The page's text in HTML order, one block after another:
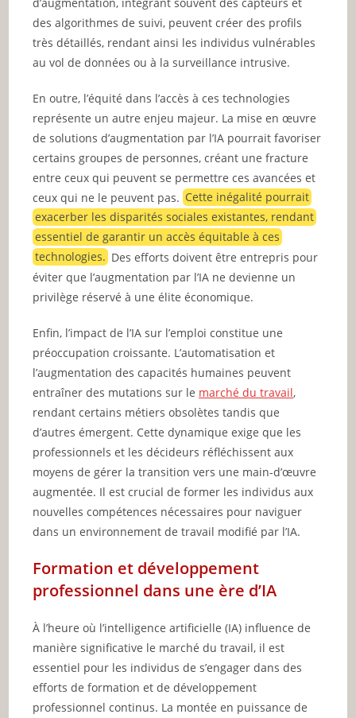
des algorithmes de suivi, peuvent créer des profils
très détaillés, rendant ainsi les individus vulnérables
au vol de données ou à la surveillance intrusive.
En outre, l’équité dans l’accès à ces technologies
représente un autre enjeu majeur. La mise en œuvre
de solutions d’augmentation par l’IA pourrait favoriser
certains groupes de personnes, créant une fracture
entre ceux qui peuvent se permettre ces avancées et
ceux qui ne le peuvent pas.Cette inégalité pourrait
exacerber les disparités sociales existantes, rendant
essentiel de garantir un accès équitable à ces
technologies. Des efforts doivent être entrepris pour
éviter que l’augmentation par l’IA ne devienne un
privilège réservé à une élite économique.
Enfin, l’impact de l’IA sur l’emploi constitue une
préoccupation croissante. L’automatisation et
l’augmentation des capacités humaines peuvent
entraîner des mutations sur le marché du travail,
rendant certains métiers obsolètes tandis que
d’autres émergent. Cette dynamique exige que les
professionnels et les décideurs réfléchissent aux
moyens de gérer la transition vers une main-d’œuvre
augmentée. Il est crucial de former les individus aux
nouvelles compétences nécessaires pour naviguer
dans un environnement de travail modifié par l’IA.
Formation et développement
professionnel dans une ère d’IA
À l’heure où l’intelligence artificielle (IA) influence de
manière significative le marché du travail, il est
essentiel pour les individus de s’engager dans des
efforts de formation et de développement
professionnel continus. La montée en puissance de